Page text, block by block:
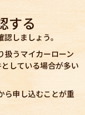
する
しましょう。
扱うマイカーローン
している場合が多い
ら申し込むことが重